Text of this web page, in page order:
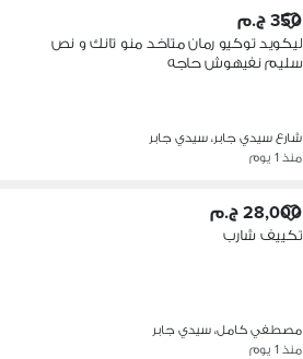
350 ج.م
ليكويد توكيو رمان متاخد منو تانك و نص
سليم نفيهوش حاجه
شارع سيدي جابر، سيدي جابر
منذ 1 يوم
28,000 ج.م
تكييف شارب
مصطفي كامل، سيدي جابر
منذ 1 يوم